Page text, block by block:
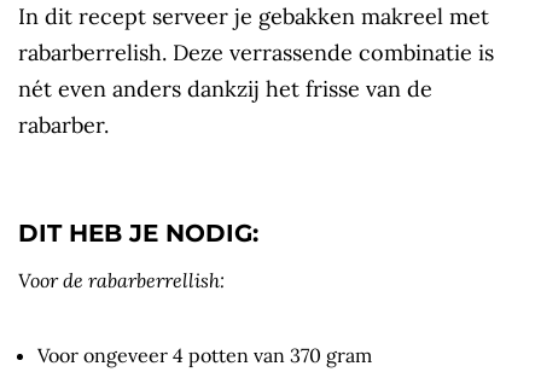
In dit recept serveer je gebakken makreel met
rabarberrelish. Deze verrassende combinatie is
nét even anders dankzij het frisse van de
rabarber.
DIT HEB JE NODIG:
Voor de rabarberrellish:
Voor ongeveer 4 potten van 370 gram